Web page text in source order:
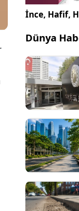
İnce, Hafif,
Dünya